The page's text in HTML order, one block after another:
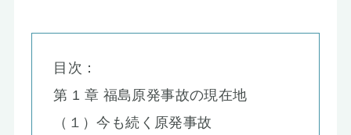
目次：
第 1 章 福島原発事故の現在地
（１）今も続く原発事故